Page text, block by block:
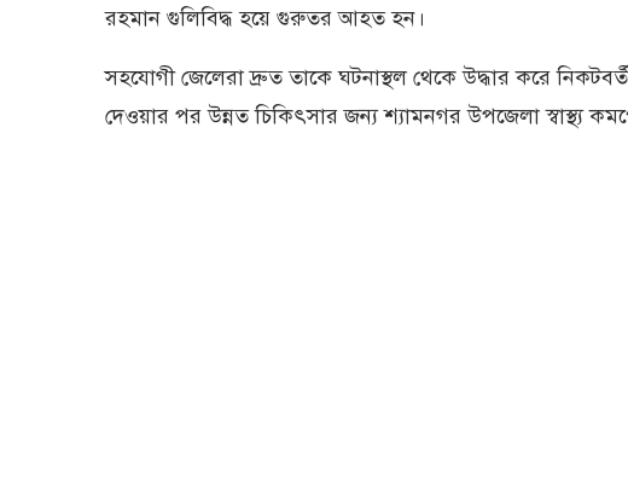
রহমান গুলিবিদ্ধ হয়ে গুরুতর আহত হন।
সহযোগী জেলেরা দ্রুত তাকে ঘটনাস্থল থেকে উদ্ধার করে
দেওয়ার পর উন্নত চিকিৎসার জন্য শ্যামনগর উপজেলা স্বাস্থ্য